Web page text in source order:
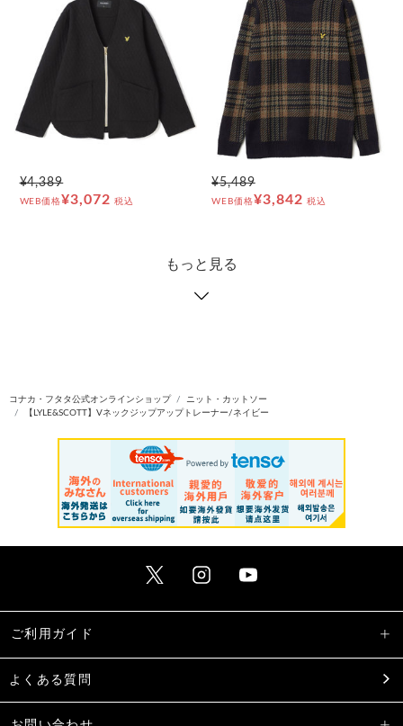
¥4,389
WEB価格¥3,072 税込
¥5,489
WEB価格¥3,842 税込
もっと見る
コナカ・フタタ公式オンラインショップ
ニット・カットソー
【LYLE&SCOTT】Vネックジップアップトレーナー/ネイビー
ご利用ガイド
よくある質問